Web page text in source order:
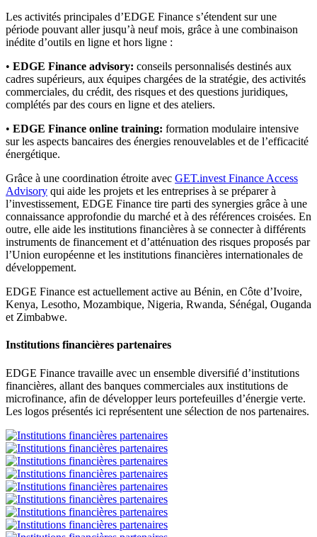
Les activités principales d’EDGE Finance s’étendent sur une
période pouvant aller jusqu’à neuf mois, grâce à une combinaison
inédite d’outils en ligne et hors ligne :
• EDGE Finance advisory: conseils personnalisés destinés aux
cadres supérieurs, aux équipes chargées de la stratégie, des activités
commerciales, du crédit, des risques et des questions juridiques,
complétés par des cours en ligne et des ateliers.
• EDGE Finance online training: formation modulaire intensive
sur les aspects bancaires des énergies renouvelables et de l’efficacité
énergétique.
Grâce à une coordination étroite avec GET.invest Finance Access
Advisory qui aide les projets et les entreprises à se préparer à
l’investissement, EDGE Finance tire parti des synergies grâce à une
connaissance approfondie du marché et à des références croisées. En
outre, elle aide les institutions financières à se connecter à différents
instruments de financement et d’atténuation des risques proposés par
l’Union européenne et les institutions financières internationales de
développement.
EDGE Finance est actuellement active au Bénin, en Côte d’Ivoire,
Kenya, Lesotho, Mozambique, Nigeria, Rwanda, Sénégal, Ouganda
et Zimbabwe.
Institutions financières partenaires
EDGE Finance travaille avec un ensemble diversifié d’institutions
financières, allant des banques commerciales aux institutions de
microfinance, afin de développer leurs portefeuilles d’énergie verte.
Les logos présentés ici représentent une sélection de nos partenaires.